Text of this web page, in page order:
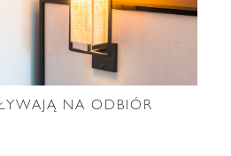
NA ODBIÓR